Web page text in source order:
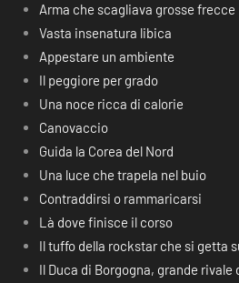
Arma che scagliava grosse frecce
Vasta insenatura libica
Appestare un ambiente
Il peggiore per grado
Una noce ricca di calorie
Canovaccio
Guida la Corea del Nord
Una luce che trapela nel buio
Contraddirsi o rammaricarsi
Là dove finisce il corso
Il tuffo della rockstar che si getta
Il Duca di Borgogna, grande rivale